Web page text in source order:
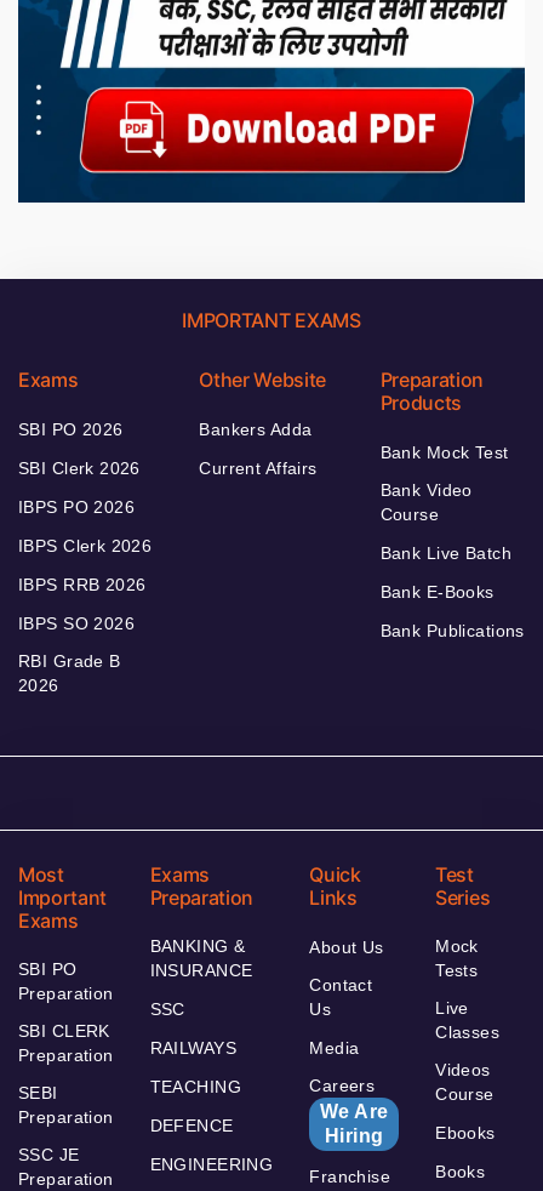
IMPORTANT EXAMS
Exams
SBI PO 2026
SBI Clerk 2026
IBPS PO 2026
IBPS Clerk 2026
IBPS RRB 2026
IBPS SO 2026
RBI Grade B
2026
Other Website
Bankers Adda
Current Affairs
Preparation
Products
Bank Mock Test
Bank Video
Course
Bank Live Batch
Bank E-Books
Bank Publications
Most
Important
Exams
SBI PO
Preparation
SBI CLERK
Preparation
SEBI
Preparation
SSC JE
Preparation
Exams
Preparation
BANKING &
INSURANCE
SSC
RAILWAYS
TEACHING
DEFENCE
ENGINEERING
Quick
Links
About Us
Contact
Us
Media
Careers
We Are
Hiring
Franchise
Test
Series
Mock
Tests
Live
Classes
Videos
Course
Ebooks
Books